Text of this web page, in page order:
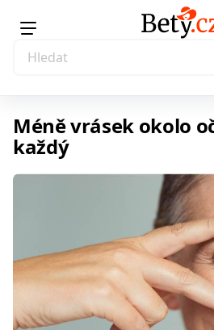
Méně vrásek okolo
každý